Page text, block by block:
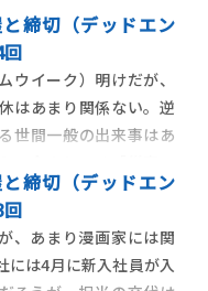
きて行くことになった
らすぐ帰るので、東京
乗っている時間より短
回はＳ（hit）学館の用
締切（デッドエン
ウイーク）明けだが、
はあまり関係ない。逆
世間一般の出来事はあ
。ＧＷが無関係という
ってくるらしい五月病
し、そうした季節病に
オールシーズンいつで
締切（デッドエン
、あまり漫画家には関
には4月に新入社員が入